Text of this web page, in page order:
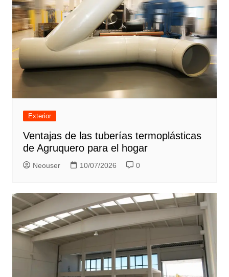
Exterior
Ventajas de las tuberías termoplásticas
de Agruquero para el hogar
Neouser 10/07/2026 0